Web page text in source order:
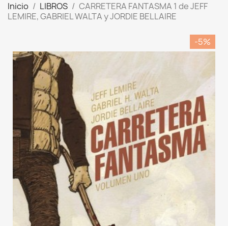
Inicio LIBROS
CARRETERA FANTASMA 1 de JEFF
LEMIRE, GABRIEL WALTA y JORDIE BELLAIRE
-5%